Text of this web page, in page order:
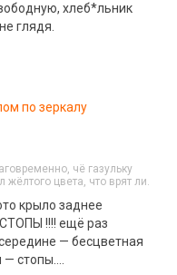
хлеб*льник
глядя.
по зеркалу
чё газульку
жёлтого цвета, что врят ли.
крыло заднее
!!!! ещё раз
— бесцветная
— стопы….